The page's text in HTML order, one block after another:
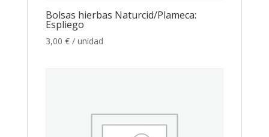
Bolsas hierbas Naturcid/Plameca:
Espliego
3,00 € / unidad